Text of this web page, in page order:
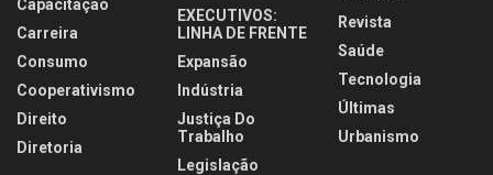
Capacitação
Carreira
Consumo
Cooperativismo
Direito
Diretoria
EXECUTIVOS:
LINHA DE FRENTE
Expansão
Indústria
Justiça Do
Trabalho
Legislação
Revista
Saúde
Tecnologia
Últimas
Urbanismo